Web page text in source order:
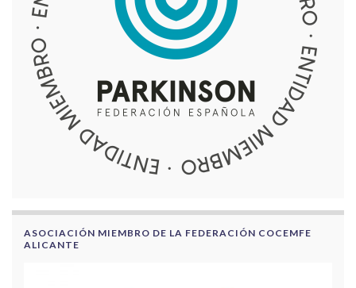
ASOCIACIÓN MIEMBRO DE LA FEDERACIÓN COCEMFE
ALICANTE